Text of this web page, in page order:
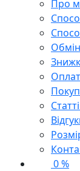
Про
0 %